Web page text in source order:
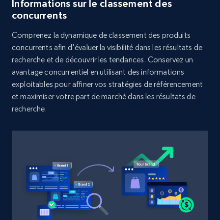
Rating, Reviews count, Initial price, Discount,
and more.
1.3K+ 176+ Commencer
Target - Discover products by category url
URL, Product id, Title, Product description,
and more.
Commencer
Target - Discover products by specified
UPC
Informations sur le classement des
concurrents
Comprenez la dynamique de classement des produits
concurrents afin d'évaluer la visibilité dans les résultats de
recherche et de découvrir les tendances. Conservez un
avantage concurrentiel en utilisant des informations
exploitables pour affiner vos stratégies de référencement
et maximiser votre part de marché dans les résultats de
recherche.